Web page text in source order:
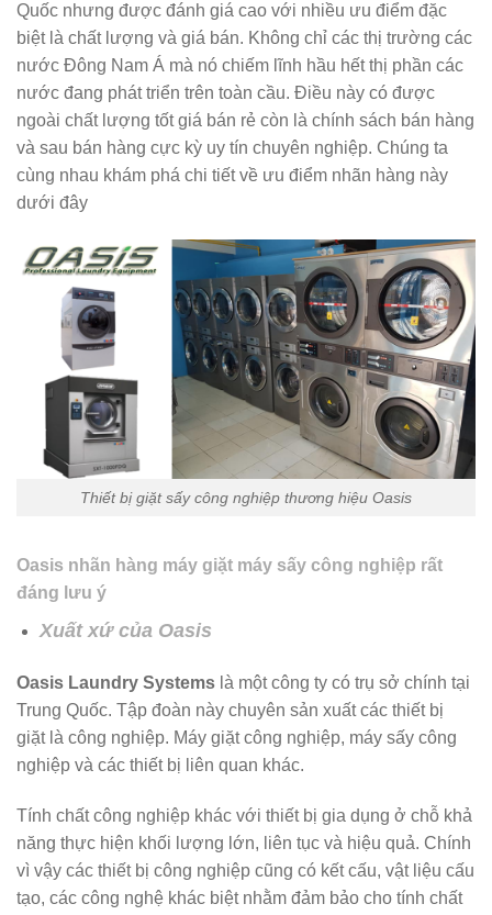
Quốc nhưng được đánh giá cao với nhiều ưu điểm đặc
biệt là chất lượng và giá bán. Không chỉ các thị trường các
nước Đông Nam Á mà nó chiếm lĩnh hầu hết thị phần các
nước đang phát triển trên toàn cầu. Điều này có được
ngoài chất lượng tốt giá bán rẻ còn là chính sách bán hàng
và sau bán hàng cực kỳ uy tín chuyên nghiệp. Chúng ta
cùng nhau khám phá chi tiết về ưu điểm nhãn hàng này
dưới đây
Thiết bị giặt sấy công nghiệp thương hiệu Oasis
Oasis nhãn hàng máy giặt máy sấy công nghiệp rất
đáng lưu ý
Xuất xứ của Oasis
Oasis Laundry Systems là một công ty có trụ sở chính tại
Trung Quốc. Tập đoàn này chuyên sản xuất các thiết bị
giặt là công nghiệp. Máy giặt công nghiệp, máy sấy công
nghiệp và các thiết bị liên quan khác.
Tính chất công nghiệp khác với thiết bị gia dụng ở chỗ khả
năng thực hiện khối lượng lớn, liên tục và hiệu quả. Chính
vì vậy các thiết bị công nghiệp cũng có kết cấu, vật liệu cấu
tạo, các công nghệ khác biệt nhằm đảm bảo cho tính chất